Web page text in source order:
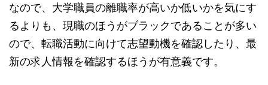
なので、大学職員の離職率が高いか低いかを気にす
るよりも、現職のほうがブラックであることが多い
ので、転職活動に向けて志望動機を確認したり、最
新の求人情報を確認するほうが有意義です。